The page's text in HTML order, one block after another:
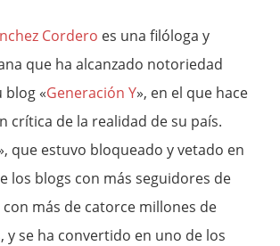
Cordero es una filóloga y
que ha alcanzado notoriedad
blog «Generación Y», en el que hace
crítica de la realidad de su país.
que estuvo bloqueado y vetado en
los blogs con más seguidores de
más de catorce millones de
y se ha convertido en uno de los